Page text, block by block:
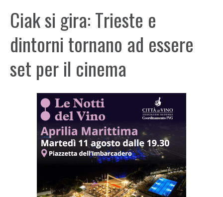
Ciak si gira: Trieste e
dintorni tornano ad essere
set per il cinema